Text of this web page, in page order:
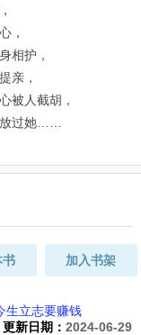
，
相护，
亲，
被人截胡，
过她……
加入书架
书
立志要赚钱
更新日期： 2024-06-29